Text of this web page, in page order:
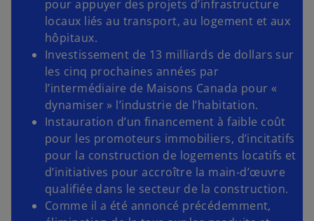
pour appuyer des projets d’infrastructure
locaux liés au transport, au logement et aux
hôpitaux.
Investissement de 13 milliards de dollars sur
les cinq prochaines années par
l’intermédiaire de Maisons Canada pour «
dynamiser » l’industrie de l’habitation.
Instauration d’un financement à faible coût
pour les promoteurs immobiliers, d’incitatifs
pour la construction de logements locatifs et
d’initiatives pour accroître la main-d’œuvre
qualifiée dans le secteur de la construction.
Comme il a été annoncé précédemment,